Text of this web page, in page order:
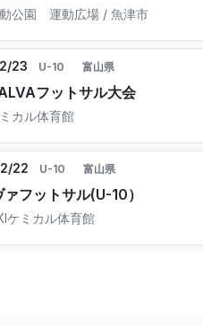
公園 運動広場 / 魚津市
23 U-10 富山県
フットサル大会
カル体育館
22 U-10 富山県
フットサル(U-10）
ケミカル体育館